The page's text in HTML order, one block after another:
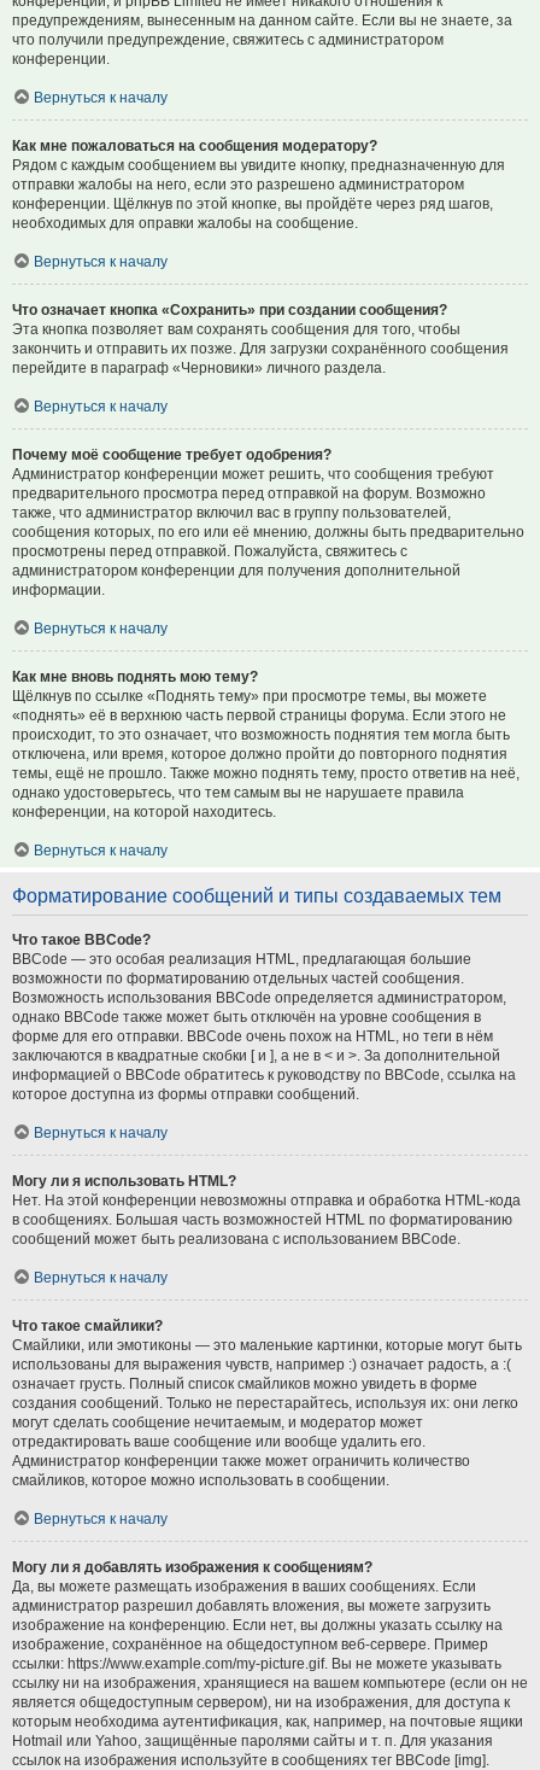
предупреждениям, вынесенным на данном сайте. Если вы не знаете, за
что получили предупреждение, свяжитесь с администратором
конференции.
Вернуться к началу
Как мне пожаловаться на сообщения модератору?
Рядом с каждым сообщением вы увидите кнопку, предназначенную для
отправки жалобы на него, если это разрешено администратором
конференции. Щёлкнув по этой кнопке, вы пройдёте через ряд шагов,
необходимых для оправки жалобы на сообщение.
Вернуться к началу
Что означает кнопка «Сохранить» при создании сообщения?
Эта кнопка позволяет вам сохранять сообщения для того, чтобы
закончить и отправить их позже. Для загрузки сохранённого сообщения
перейдите в параграф «Черновики» личного раздела.
Вернуться к началу
Почему моё сообщение требует одобрения?
Администратор конференции может решить, что сообщения требуют
предварительного просмотра перед отправкой на форум. Возможно
также, что администратор включил вас в группу пользователей,
сообщения которых, по его или её мнению, должны быть предварительно
просмотрены перед отправкой. Пожалуйста, свяжитесь с
администратором конференции для получения дополнительной
информации.
Вернуться к началу
Как мне вновь поднять мою тему?
Щёлкнув по ссылке «Поднять тему» при просмотре темы, вы можете
«поднять» её в верхнюю часть первой страницы форума. Если этого не
происходит, то это означает, что возможность поднятия тем могла быть
отключена, или время, которое должно пройти до повторного поднятия
темы, ещё не прошло. Также можно поднять тему, просто ответив на неё,
однако удостоверьтесь, что тем самым вы не нарушаете правила
конференции, на которой находитесь.
Вернуться к началу
Форматирование сообщений и типы создаваемых тем
Что такое BBCode?
BBCode — это особая реализация HTML, предлагающая большие
возможности по форматированию отдельных частей сообщения.
Возможность использования BBCode определяется администратором,
однако BBCode также может быть отключён на уровне сообщения в
форме для его отправки. BBCode очень похож на HTML, но теги в нём
заключаются в квадратные скобки [ и ], а не в < и >. За дополнительной
информацией о BBCode обратитесь к руководству по BBCode, ссылка на
которое доступна из формы отправки сообщений.
Вернуться к началу
Могу ли я использовать HTML?
Нет. На этой конференции невозможны отправка и обработка HTML-кода
в сообщениях. Большая часть возможностей HTML по форматированию
сообщений может быть реализована с использованием BBCode.
Вернуться к началу
Что такое смайлики?
Смайлики, или эмотиконы — это маленькие картинки, которые могут быть
использованы для выражения чувств, например :) означает радость, а :(
означает грусть. Полный список смайликов можно увидеть в форме
создания сообщений. Только не перестарайтесь, используя их: они легко
могут сделать сообщение нечитаемым, и модератор может
отредактировать ваше сообщение или вообще удалить его.
Администратор конференции также может ограничить количество
смайликов, которое можно использовать в сообщении.
Вернуться к началу
Могу ли я добавлять изображения к сообщениям?
Да, вы можете размещать изображения в ваших сообщениях. Если
администратор разрешил добавлять вложения, вы можете загрузить
изображение на конференцию. Если нет, вы должны указать ссылку на
изображение, сохранённое на общедоступном веб-сервере. Пример
ссылки: https://www.example.com/my-picture.gif. Вы не можете указывать
ссылку ни на изображения, хранящиеся на вашем компьютере (если он не
является общедоступным сервером), ни на изображения, для доступа к
которым необходима аутентификация, как, например, на почтовые ящики
Hotmail или Yahoo, защищённые паролями сайты и т. п. Для указания
ссылок на изображения используйте в сообщениях тег BBCode [img].